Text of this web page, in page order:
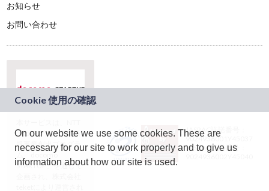
お知らせ
お問い合わせ
ドコモグループの新
規事業創出プログラ
ム「docomo
STARTUP」を通じて
JASRAC許諾番号：
9024936001Y45037
JASRAC許諾番号：
On our website we use some cookies. These are
necessary for our site to work properly and to give us
information about how our site is used.